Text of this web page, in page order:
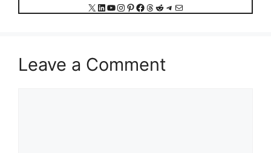
X LinkedIn YouTube Instagram Pinterest Facebook Threads Reddit Telegram Mail
Leave a Comment